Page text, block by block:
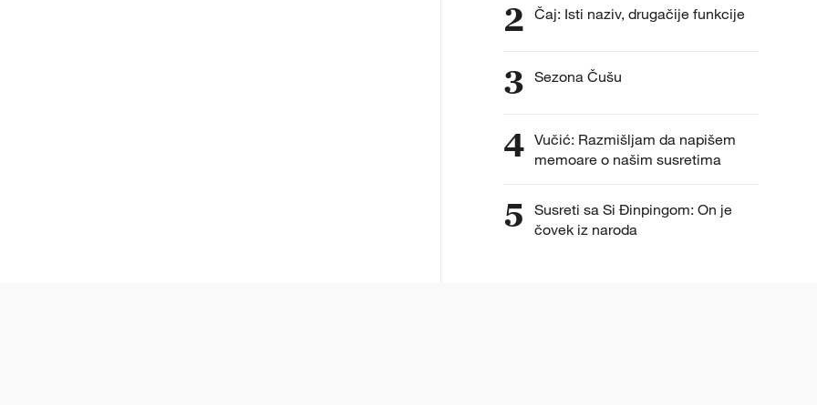
2 Čaj: Isti naziv, drugačije funkcije
3 Sezona Čušu
4 Vučić: Razmišljam da napišem
memoare o našim susretima
5
Susreti sa Si Đinpingom: On je
čovek iz naroda